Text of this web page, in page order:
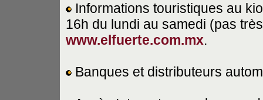
Informations touristiques au
16h du lundi au samedi (pas
www.elfuerte.com.mx.
Banques et distributeurs